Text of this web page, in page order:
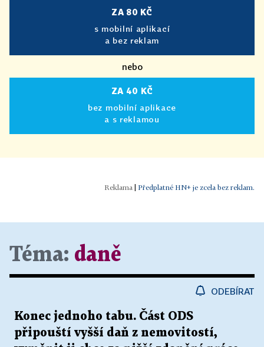
ZA 80 KČ
s mobilní aplikací
a bez reklam
nebo
ZA 40 KČ
bez mobilní aplikace
a s reklamou
Předplatné HN+ je zcela bez reklam.
Téma: daně
ODEBÍRAT
Konec jednoho tabu. Část ODS
připouští vyšší daň z nemovitostí,